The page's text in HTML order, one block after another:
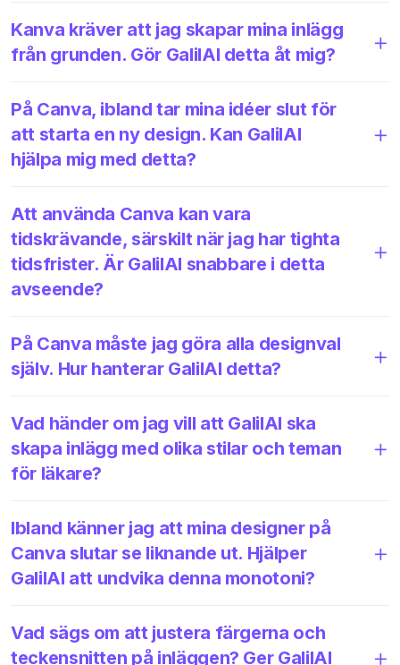
Kanva kräver att jag skapar mina inlägg
från grunden. Gör GalilAI detta åt mig?
På Canva, ibland tar mina idéer slut för
att starta en ny design. Kan GalilAI
hjälpa mig med detta?
Att använda Canva kan vara
tidskrävande, särskilt när jag har tighta
tidsfrister. Är GalilAI snabbare i detta
avseende?
På Canva måste jag göra alla designval
själv. Hur hanterar GalilAI detta?
Vad händer om jag vill att GalilAI ska
skapa inlägg med olika stilar och teman
för läkare?
Ibland känner jag att mina designer på
Canva slutar se liknande ut. Hjälper
GalilAI att undvika denna monotoni?
Vad sägs om att justera färgerna och
teckensnitten på inläggen? Ger GalilAI